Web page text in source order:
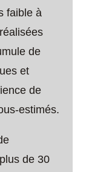
faible à
de
et
de
estimés.
de 30